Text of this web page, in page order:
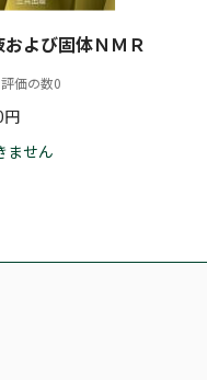
よび固体ＮＭＲ
評価の数0
円
ません